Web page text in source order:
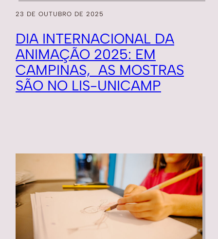
23 DE OUTUBRO DE 2025
DIA INTERNACIONAL DA
ANIMAÇÃO 2025: EM
CAMPINAS, AS MOSTRAS
SÃO NO LIS-UNICAMP